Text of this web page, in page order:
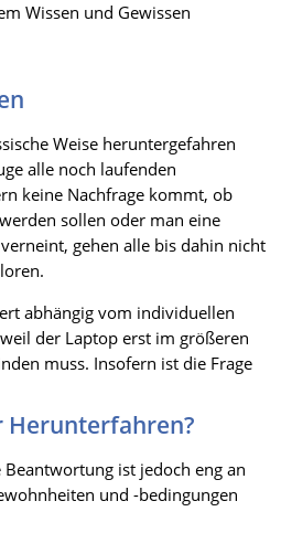
Wissen und Gewissen
Weise heruntergefahren
alle noch laufenden
keine Nachfrage kommt, ob
sollen oder man eine
gehen alle bis dahin nicht
abhängig vom individuellen
der Laptop erst im größeren
muss. Insofern ist die Frage
Herunterfahren?
ist jedoch eng an
und -bedingungen